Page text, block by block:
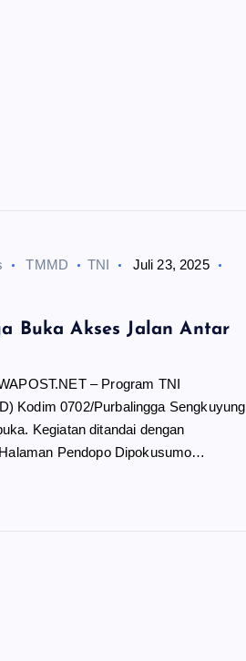
TMMD TNI
Juli 23, 2025
Buka Akses Jalan Antar
– Program TNI
Kodim 0702/Purbalingga Sengkuyung
Kegiatan ditandai dengan
Pendopo Dipokusumo…